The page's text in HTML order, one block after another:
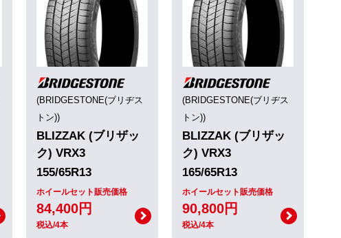
(BRIDGESTONE(ブリヂス
トン))
BLIZZAK (ブリザッ
ク) VRX3
155/65R13
ホイールセット販売価格
84,400円
税込/4本
(BRIDGESTONE(ブリヂス
トン))
BLIZZAK (ブリザッ
ク) VRX3
165/65R13
ホイールセット販売価格
90,800円
税込/4本